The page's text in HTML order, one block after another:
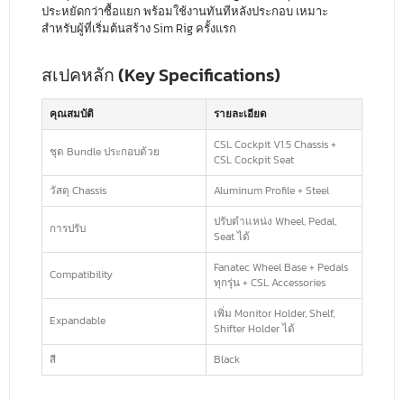
ประหยัดกว่าซื้อแยก พร้อมใช้งานทันทีหลังประกอบ เหมาะ
สำหรับผู้ที่เริ่มต้นสร้าง Sim Rig ครั้งแรก
สเปคหลัก (Key Specifications)
คุณสมบัติ รายละเอียด
ชุด Bundle ประกอบด้วย
CSL Cockpit V1.5 Chassis +
CSL Cockpit Seat
วัสดุ Chassis
Aluminum Profile + Steel
การปรับ
ปรับตำแหน่ง Wheel, Pedal,
Seat ได้
Compatibility
Fanatec Wheel Base + Pedals
ทุกรุ่น + CSL Accessories
Expandable
เพิ่ม Monitor Holder, Shelf,
Shifter Holder ได้
สี
Black